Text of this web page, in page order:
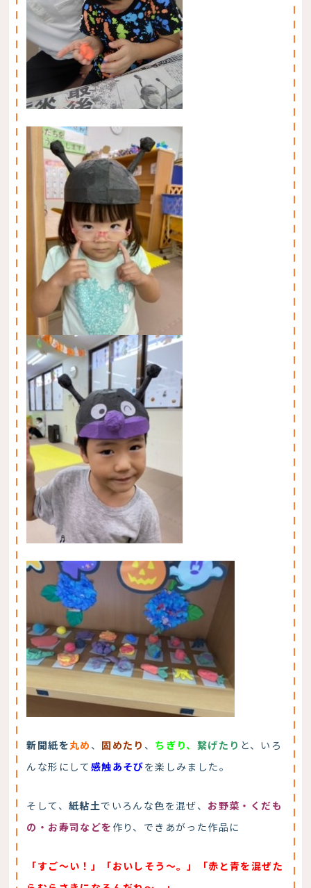
新聞紙を丸め 、 固めたり 、 ちぎり、 繋げたり と、いろ
んな形にして 感触あそびを楽しみました。
そして、紙粘土でいろんな色を混ぜ、 お野菜・くだも
の・お寿司などを 作り、できあがった作品に
「すご～い！」「おいしそう～。」「赤と青を混ぜた